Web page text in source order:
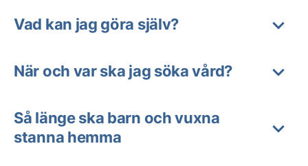
Vad kan jag göra själv?
När och var ska jag söka vård?
Så länge ska barn och vuxna
stanna hemma